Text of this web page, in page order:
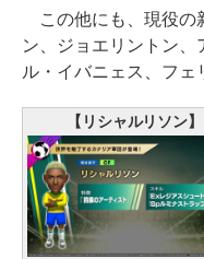
この他にも、現役の
ン、ジョエリントン
ル・イバニェス、フェ
【リシャルリソン】